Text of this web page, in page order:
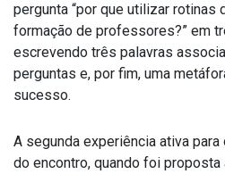
pergunta “por que utilizar rotinas
formação de professores?” em
escrevendo três palavras
perguntas e, por fim, uma
sucesso.
A segunda experiência ativa
do encontro, quando foi proposta